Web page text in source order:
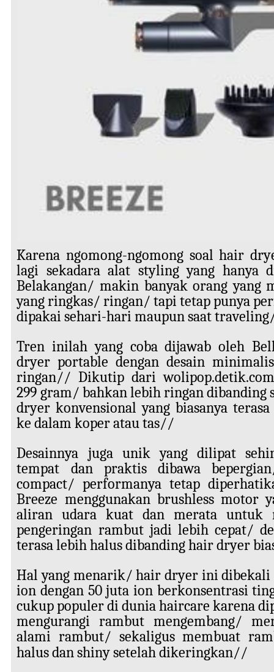
Karena ngomong-ngomong soal hair
lagi sekadara alat styling yang hanya
Belakangan/ makin banyak orang yang
yang ringkas/ ringan/ tapi tetap punya
dipakai sehari-hari maupun saat
Tren inilah yang coba dijawab oleh
dryer portable dengan desain
ringan// Dikutip dari
299 gram/ bahkan lebih ringan dibanding
dryer konvensional yang biasanya
ke dalam koper atau tas//
Desainnya juga unik yang dilipat
tempat dan praktis dibawa
compact/ performanya tetap
Breeze menggunakan brushless motor
aliran udara kuat dan merata untuk
pengeringan rambut jadi lebih cepat/
terasa lebih halus dibanding hair dryer
Hal yang menarik/ hair dryer ini dibekali
ion dengan 50 juta ion berkonsentrasi
cukup populer di dunia haircare karena
mengurangi rambut mengembang/
alami rambut/ sekaligus membuat
halus dan shiny setelah dikeringkan//